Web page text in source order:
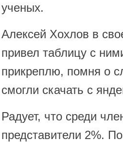
ученых.
Алексей Хохлов в
привел таблицу с
прикреплю, помня о
смогли скачать с
Радует, что среди
представители 2%.